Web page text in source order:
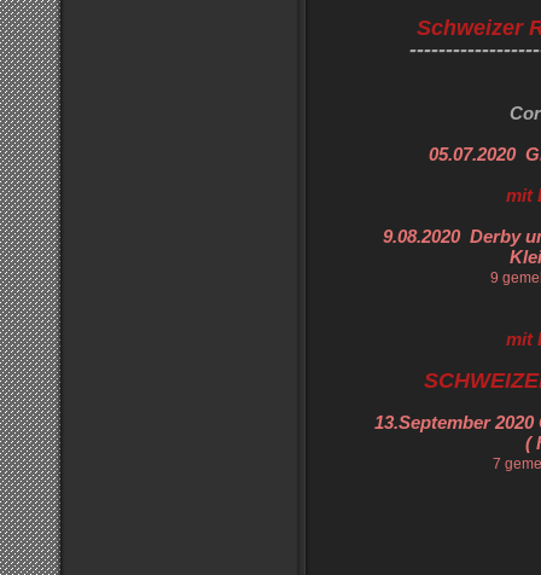
Schweizer
05.07.2020
mit
9.08.2020 Derby
9
mit
13.September
(
7